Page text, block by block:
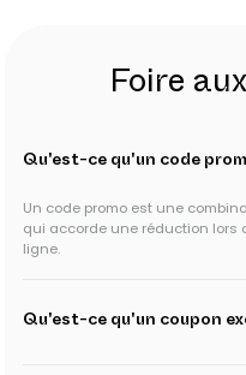
Foire
Qu'est-ce qu'un code
Un code promo est une
qui accorde une réduction lors
ligne.
Qu'est-ce qu'un coupon